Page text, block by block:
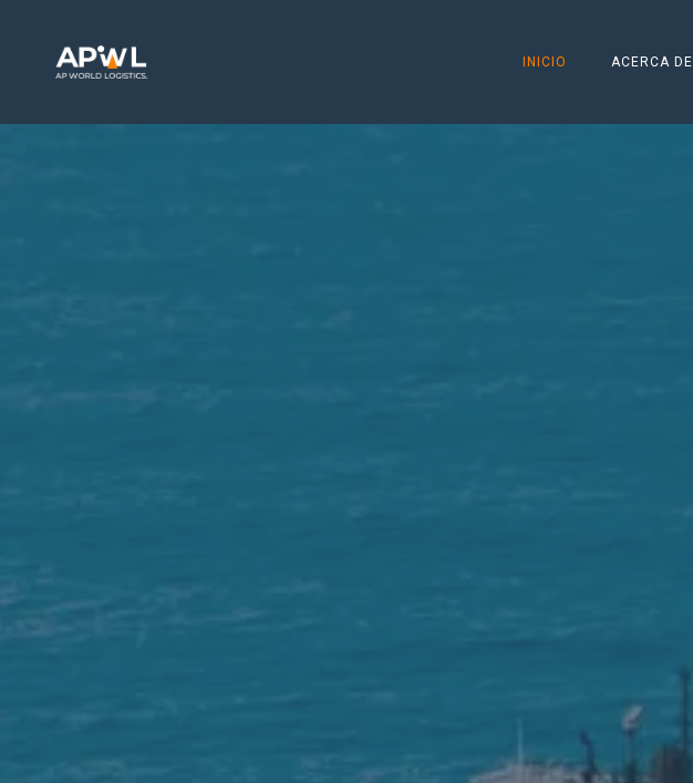
INICIO ACERCA DE